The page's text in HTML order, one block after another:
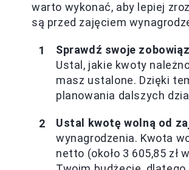
warto wykonać, aby lepiej
są przed zajęciem
Sprawdź swoje
Ustal, jakie kwoty
masz ustalone. Dzięki
planowania dalszych
Ustal kwotę wolną od
wynagrodzenia. Kwota
netto (około 3 605,85